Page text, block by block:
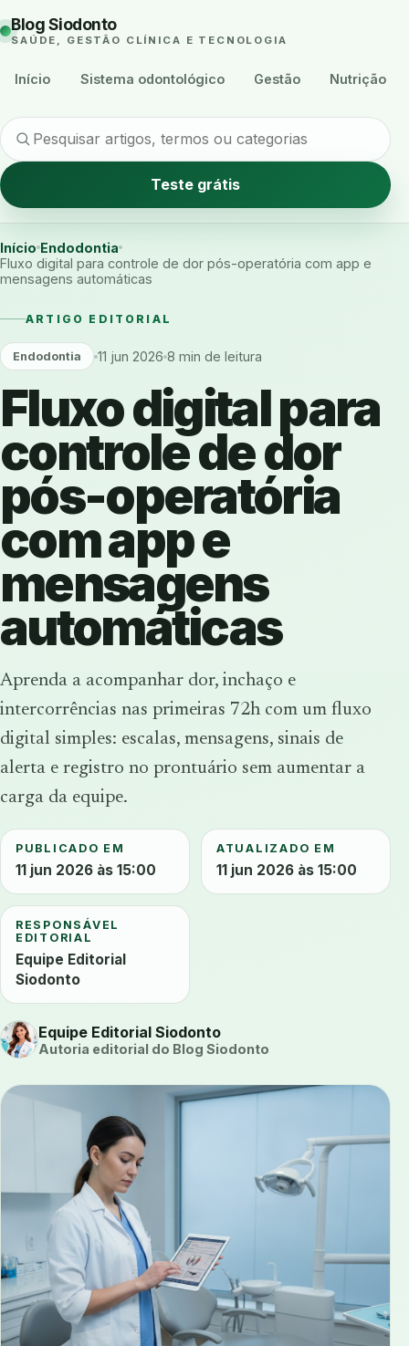
Blog Siodonto
SAÚDE, GESTÃO CLÍNICA E TECNOLOGIA
Início Sistema odontológico Gestão Nutrição
Teste grátis
Início Endodontia
Fluxo digital para controle de dor pós-operatória com app e
mensagens automáticas
ARTIGO EDITORIAL
Endodontia 11 jun 2026 8 min de leitura
Fluxo digital para
controle de dor
pós-operatória
com app e
mensagens
automáticas
Aprenda a acompanhar dor, inchaço e
intercorrências nas primeiras 72h com um fluxo
digital simples: escalas, mensagens, sinais de
alerta e registro no prontuário sem aumentar a
carga da equipe.
PUBLICADO EM
11 jun 2026 às 15:00
ATUALIZADO EM
11 jun 2026 às 15:00
RESPONSÁVEL
EDITORIAL
Equipe Editorial
Siodonto
Equipe Editorial Siodonto
Autoria editorial do Blog Siodonto